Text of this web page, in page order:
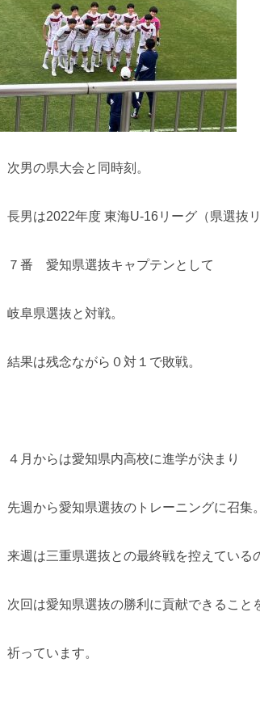
次男の県大会と同時刻。
長男は2022年度 東海U-16リーグ（県選抜
７番 愛知県選抜キャプテンとして
岐阜県選抜と対戦。
結果は残念ながら０対１で敗戦。
４月からは愛知県内高校に進学が決まり
先週から愛知県選抜のトレーニングに召集。
来週は三重県選抜との最終戦を控えている
次回は愛知県選抜の勝利に貢献できること
祈っています。